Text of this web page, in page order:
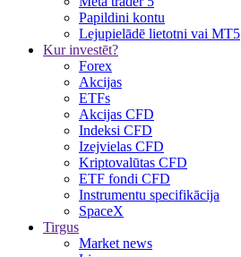
Papildini kontu
Lejupielādē lietotni vai MT5
Kur investēt?
Forex
Akcijas
ETFs
Akcijas CFD
Indeksi CFD
Izejvielas CFD
Kriptovalūtas CFD
ETF fondi CFD
Instrumentu specifikācija
SpaceX
Tirgus
Market news